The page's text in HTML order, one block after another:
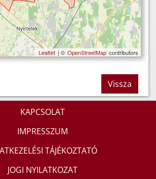
Leaflet| ©OpenStreetMap contributors
Vissza
KAPCSOLAT
IMPRESSZUM
TÁJÉKOZTATÓ
JOGI NYILATKOZAT